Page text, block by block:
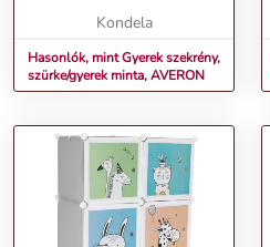
Kondela
Hasonlók, mint Gyerek szekrény,
szürke/gyerek minta, AVERON